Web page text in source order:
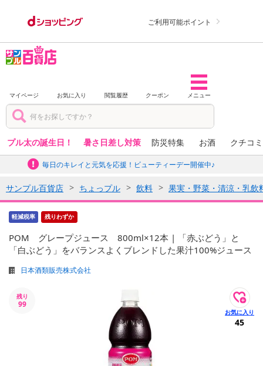
ご利用可能ポイント
マイページ お気に入り 閲覧履歴 クーポン メニュー
プル太の誕生日！ 暑さ日差し対策 防災特集 お酒 クチコ
毎日のキレイと元気を応援！ビューティーデー開催中♪
サンプル百貨店 ちょっプル 飲料 果実・野菜・清涼・乳飲
軽減税率 残りわずか
POM グレープジュース 800ml×12本 | 「赤ぶどう」と
「白ぶどう」をバランスよくブレンドした果汁100%ジュース
日本酒類販売株式会社
残り
99
45